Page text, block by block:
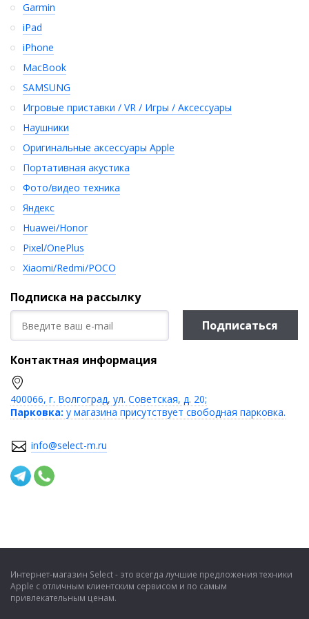
Garmin
iPad
iPhone
MacBook
SAMSUNG
Игровые приставки / VR / Игры / Аксессуары
Наушники
Оригинальные аксессуары Apple
Портативная акустика
Фото/видео техника
Яндекс
Huawei/Honor
Pixel/OnePlus
Xiaomi/Redmi/POCO
Подписка на рассылку
Подписаться
Контактная информация
400066, г. Волгоград, ул. Советская, д. 20;
Парковка: у магазина присутствует свободная парковка.
info@select-m.ru
Интернет-магазин Select - это всегда лучшие предложения техники
Apple с отличным клиентским сервисом и по самым
привлекательным ценам.